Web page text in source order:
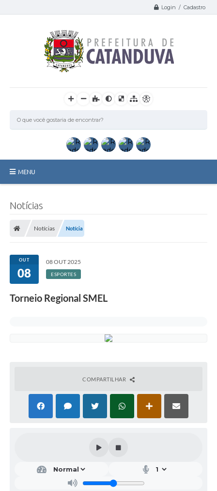
Login / Cadastro
MENU
Licitações / PCA
Transparência
Notícias
Notícias Notícia
OUT
08
08 OUT 2025
ESPORTES
Torneio Regional SMEL
COMPARTILHAR